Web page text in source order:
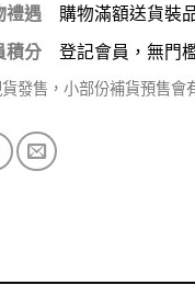
禮遇
購物滿額送貨裝
積分
登記會員，無門
發售，小部份補貨預售會